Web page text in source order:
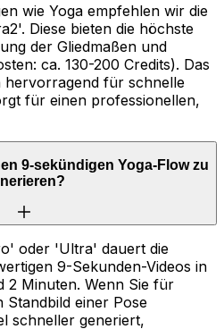
wie Yoga empfehlen wir die
Diese bieten die höchste
der Gliedmaßen und
ca. 130-200 Credits). Das
hervorragend für schnelle
für einen professionellen,
9-sekündigen Yoga-Flow zu
oder 'Ultra' dauert die
9-Sekunden-Videos in
2 Minuten. Wenn Sie für
einer Pose
schneller generiert,